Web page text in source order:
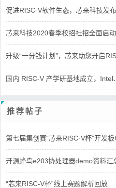
促进RISC-V软件生态，芯来科技发
芯来科技2020春季校招社招全面启动
升级“一分钱计划”，芯来助您开启
国内 RISC-V 产学研基地成立，Intel
推荐帖子
第七届集创赛“芯来RISC-V杯”开发
开源蜂鸟e203协处理器demo资料汇
“芯来RISC-V杯”线上赛题解析回放